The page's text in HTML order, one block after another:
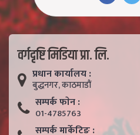
वर्गदृष्टि मिडिया प्रा. लि.
प्रधान कार्यालय :
बुद्धनगर, काठमाडाैं
सम्पर्क फाेन :
01-4785763
सम्पर्क मार्केटिङ :